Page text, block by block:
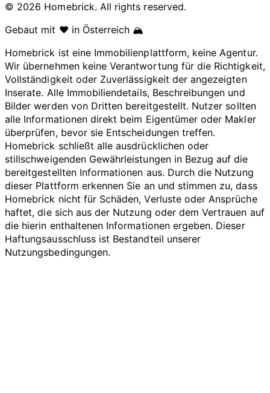
© 2026 Homebrick. All rights reserved.
Gebaut mit ❤️ in Österreich 🏔️
Homebrick ist eine Immobilienplattform, keine Agentur.
Wir übernehmen keine Verantwortung für die Richtigkeit,
Vollständigkeit oder Zuverlässigkeit der angezeigten
Inserate. Alle Immobiliendetails, Beschreibungen und
Bilder werden von Dritten bereitgestellt. Nutzer sollten
alle Informationen direkt beim Eigentümer oder Makler
überprüfen, bevor sie Entscheidungen treffen.
Homebrick schließt alle ausdrücklichen oder
stillschweigenden Gewährleistungen in Bezug auf die
bereitgestellten Informationen aus. Durch die Nutzung
dieser Plattform erkennen Sie an und stimmen zu, dass
Homebrick nicht für Schäden, Verluste oder Ansprüche
haftet, die sich aus der Nutzung oder dem Vertrauen auf
die hierin enthaltenen Informationen ergeben. Dieser
Haftungsausschluss ist Bestandteil unserer
Nutzungsbedingungen.